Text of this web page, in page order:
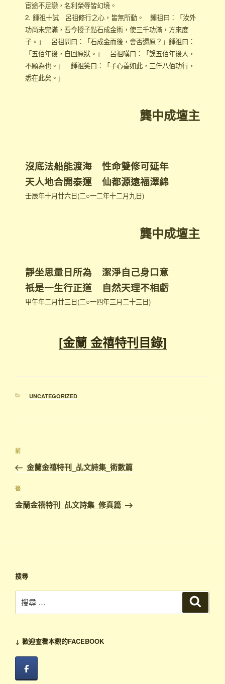
宦途不足戀，名利榮辱皆幻境。
2. 鍾祖十試 呂祖修行之心，皆無所動。 鍾祖曰：「汝外
功尚未完滿，吾今授子點石成金術，使三千功滿，方來度
子。」 呂祖問曰：「石成金而後，會否還原？」鍾祖曰：
「五佰年後，自回原狀。」 呂祖嘆曰：「誤五佰年後人，
不願為也。」 鍾祖笑曰：「子心善如此，三仟八佰功行，
悉在此矣。」
龔中成壇主
沒底法船能渡海 性命雙修可延年
天人地合開泰運 仙都源遠福澤綿
壬辰年十月廿六日(二○一二年十二月九日)
龔中成壇主
靜坐思量日所為 潔淨自己身口意
祇是一生行正道 自然天理不相虧
甲午年二月廿三日(二○一四年三月二十三日)
[金蘭 金禧特刊目錄]
UNCATEGORIZED
前
金蘭金禧特刊_乩文詩集_術數篇
後
金蘭金禧特刊_乩文詩集_修真篇
搜尋
↓ 歡迎查看本觀的FACEBOOK